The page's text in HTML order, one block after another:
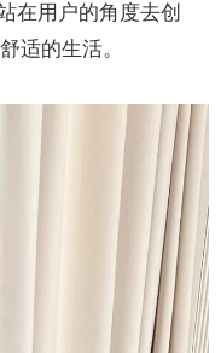
在用户的角度去创
适的生活。